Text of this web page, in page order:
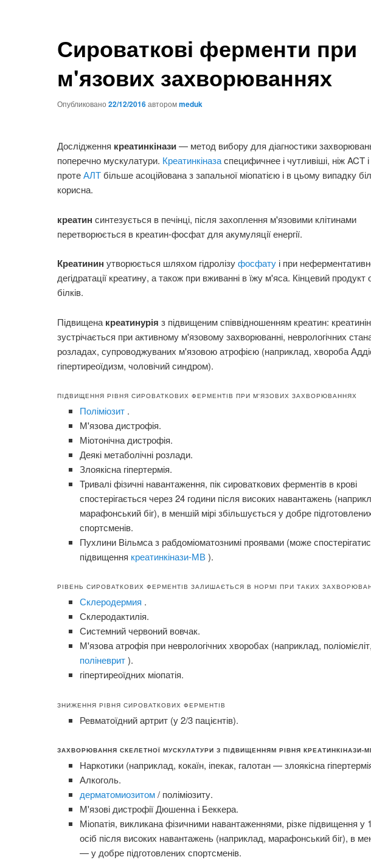
Сироваткові ферменти при
м'язових захворюваннях
Опубликовано 22/12/2016авторомmeduk
Дослідження креатинкінази— метод вибору для діагностики
поперечно мускулатури. Креатинкіназаспецифичнее і чутливіші, ніж ACT і
протеАЛТ більше асоційована з запальної міопатією і в цьому випадку
корисна.
креатин синтезується в печінці, після захоплення м'язовими клітинами
перетворюється в креатин-фосфат для акумуляції енергії.
Креатинин утворюється шляхом гідролізуфосфату і при
дегідратації креатину, а також при вживанні в їжу м'яса. Кінцевий продукт
білків.
Підвищена креатинурія з підвищеним співвідношенням креатин: креатинін
зустрічається при активному м'язовому захворюванні, неврологічних
розладах, супроводжуваних м'язовою атрофією (наприклад, хвороба
гіпертиреоїдизм, чоловічий синдром).
ПІДВИЩЕННЯ РІВНЯ СИРОВАТКОВИХ ФЕРМЕНТІВ ПРИ М'ЯЗОВИХ ЗАХВОРЮВАННЯХ
Поліміозит .
М'язова дистрофія.
Міотонічна дистрофія.
Деякі метаболічні розлади.
Злоякісна гіпертермія.
Тривалі фізичні навантаження, пік сироваткових ферментів в крові
спостерігається через 24 години після високих навантажень
марафонський біг), в меншій мірі збільшується у добре
спортсменів.
Пухлини Вільмса з рабдоміоматознимі проявами (може
підвищення креатинкінази-МВ).
РІВЕНЬ СИРОВАТКОВИХ ФЕРМЕНТІВ ЗАЛИШАЄТЬСЯ В НОРМІ ПРИ ТАКИХ
Склеродермия .
Склеродактилія.
Системний червоний вовчак.
М'язова атрофія при неврологічних хворобах (наприклад, поліомієліт,
поліневрит).
гіпертиреоїдних міопатія.
ЗНИЖЕННЯ РІВНЯ СИРОВАТКОВИХ ФЕРМЕНТІВ
Ревматоїдний артрит (у 2/3 пацієнтів).
ЗАХВОРЮВАННЯ СКЕЛЕТНОЇ МУСКУЛАТУРИ З ПІДВИЩЕННЯМ РІВНЯ КРЕАТИНКІНАЗИ-
Наркотики (наприклад, кокаїн, іпекак, галотан — злоякісна
Алкоголь.
дерматомиозитом/ поліміозиту.
М'язові дистрофії Дюшенна і Беккера.
Міопатія, викликана фізичними навантаженнями, різке підвищення у
осіб після високих навантажень (наприклад, марафонський біг), в
— у добре підготовлених спортсменів.